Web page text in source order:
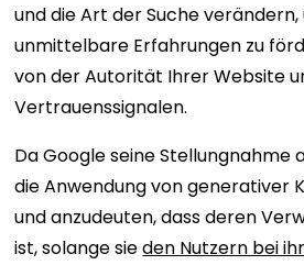
und die Art der Suche
unmittelbare Erfahrungen zu
von der Autorität Ihrer Website
Vertrauenssignalen.
Da Google seine Stellungnahme
die Anwendung von generativer
und anzudeuten, dass deren
ist, solange sieden Nutzern bei